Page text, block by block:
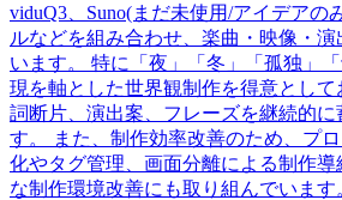
viduQ3、Suno(まだ未使用/アイデアの
ルなどを組み合わせ、楽曲・映像・
います。 特に「夜」「冬」「孤独」
現を軸とした世界観制作を得意として
詞断片、演出案、フレーズを継続的に
す。 また、制作効率改善のため、プ
化やタグ管理、画面分離による制作
な制作環境改善にも取り組んでいま